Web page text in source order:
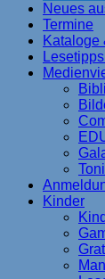
Neues
Termine
Kataloge
Kinder